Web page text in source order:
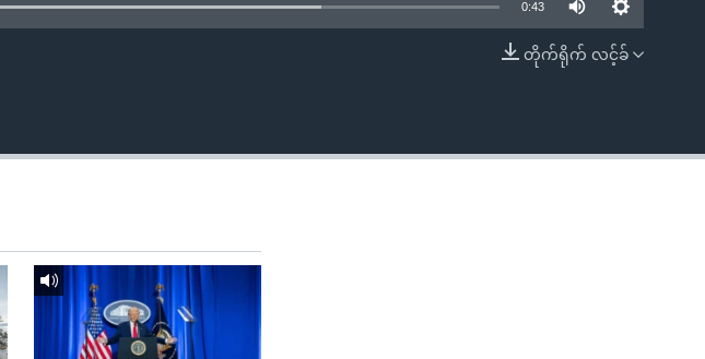
EMBED
0:43
တိုက်ရိုက် လင့်ခ်